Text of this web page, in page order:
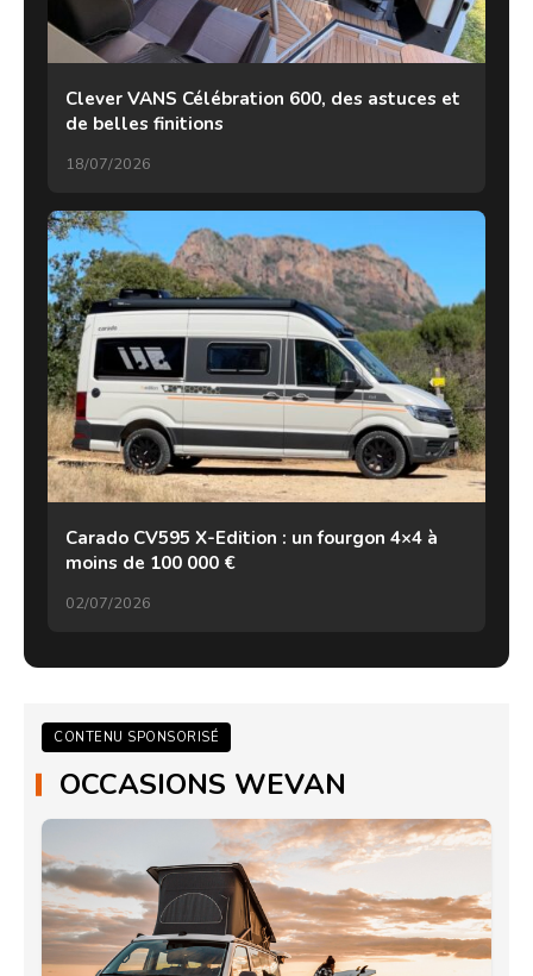
Clever VANS Célébration 600, des astuces et
de belles finitions
18/07/2026
Carado CV595 X-Edition : un fourgon 4×4 à
moins de 100 000 €
02/07/2026
CONTENU SPONSORISÉ
OCCASIONS WEVAN